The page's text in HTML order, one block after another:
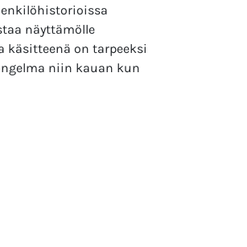
näyttämölle
käsitteenä on tarpeeksi
niin kauan kun